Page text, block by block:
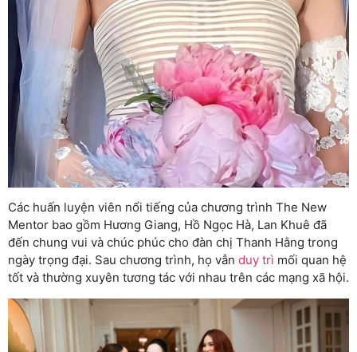
Các huấn luyện viên nổi tiếng của chương trình The New
Mentor bao gồm Hương Giang, Hồ Ngọc Hà, Lan Khuê đã
đến chung vui và chúc phúc cho đàn chị Thanh Hằng trong
ngày trọng đại. Sau chương trình, họ vẫn duy trì mối quan hệ
tốt và thường xuyên tương tác với nhau trên các mạng xã hội.